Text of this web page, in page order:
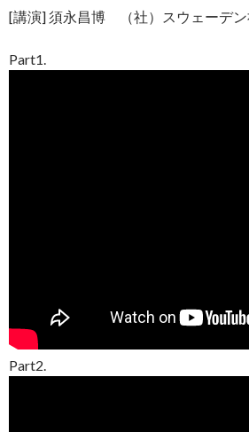
[講演] 須永昌博 （社）スウェーデ
Part1.
Part2.